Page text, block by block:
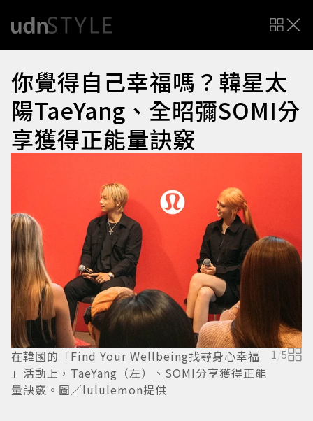
你覺得自己幸福嗎？韓星太
陽TaeYang、全昭彌SOMI分
享獲得正能量訣竅
在韓國的「Find Your Wellbeing找尋身心幸福
」活動上，TaeYang（左）、SOMI分享獲得正能
量訣竅。圖／lululemon提供
1 /5